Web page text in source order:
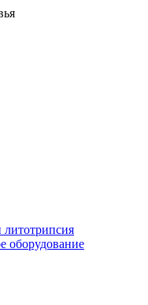
литотрипсия
оборудование